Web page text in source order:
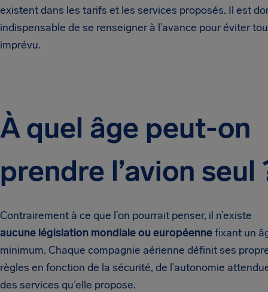
existent dans les tarifs et les services proposés. Il est
indispensable de se renseigner à l’avance pour éviter
imprévu.
À quel âge peut-on
prendre l’avion seul
Contrairement à ce que l’on pourrait penser, il n’existe
aucune législation mondiale ou européennefixant un
minimum. Chaque compagnie aérienne définit ses
règles en fonction de la sécurité, de l’autonomie
des services qu’elle propose.